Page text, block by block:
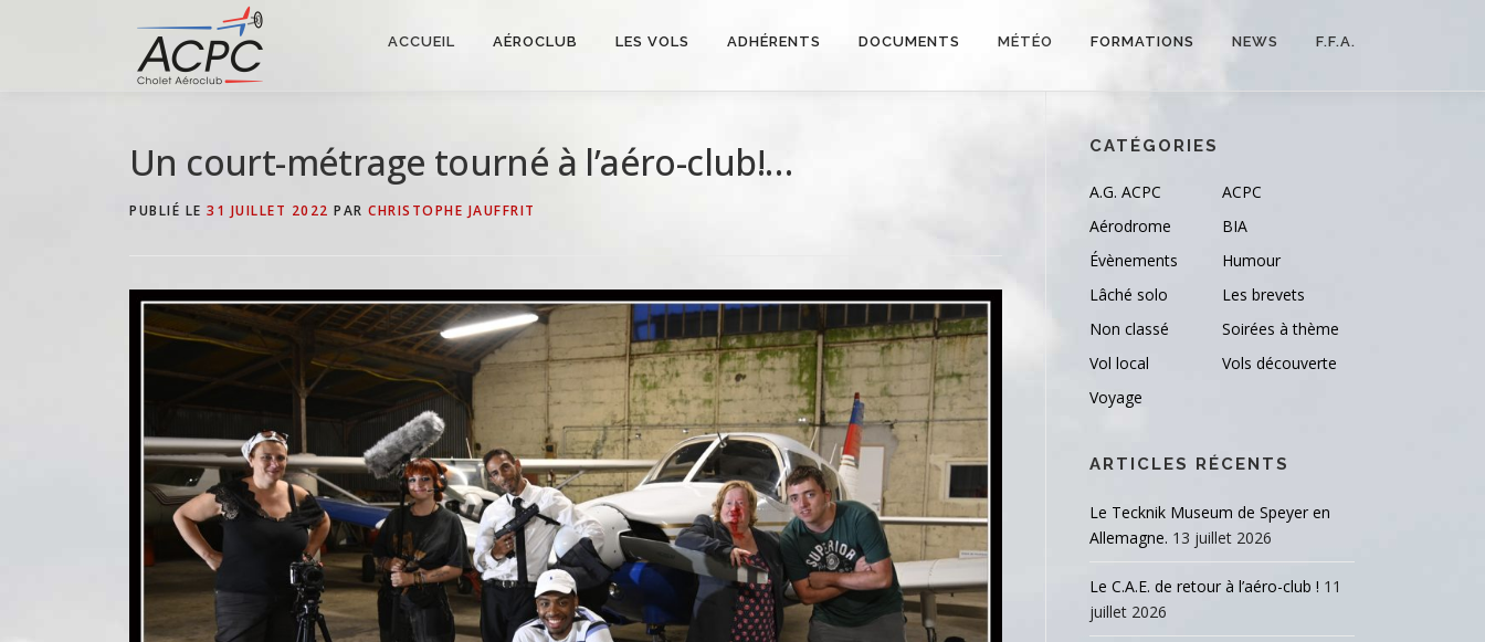
ACCUEIL AÉROCLUB LES VOLS ADHÉRENTS DOCUMENTS MÉTÉO FORMATIONS NEWS F.F.A.
Un court-métrage tourné à l’aéro-club!…
PUBLIÉ LE 31 JUILLET 2022 PAR CHRISTOPHE JAUFFRIT
CATÉGORIES
A.G. ACPC
ACPC
Aérodrome
BIA
Évènements
Humour
Lâché solo
Les brevets
Non classé
Soirées à thème
Vol local
Vols découverte
Voyage
ARTICLES RÉCENTS
Le Tecknik Museum de Speyer en
Allemagne. 13 juillet 2026
Le C.A.E. de retour à l’aéro-club ! 11
juillet 2026